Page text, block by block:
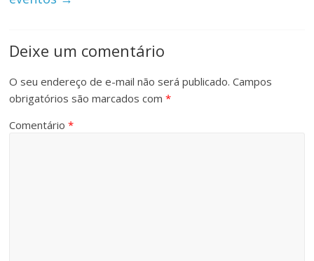
Deixe um comentário
O seu endereço de e-mail não será publicado. Campos
obrigatórios são marcados com*
Comentário*